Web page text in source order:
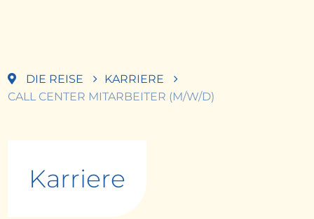
DIE REISE
KARRIERE
CALL CENTER MITARBEITER (M/W/D)
Karriere